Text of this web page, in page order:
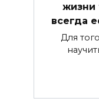
жизни
всегда
Для